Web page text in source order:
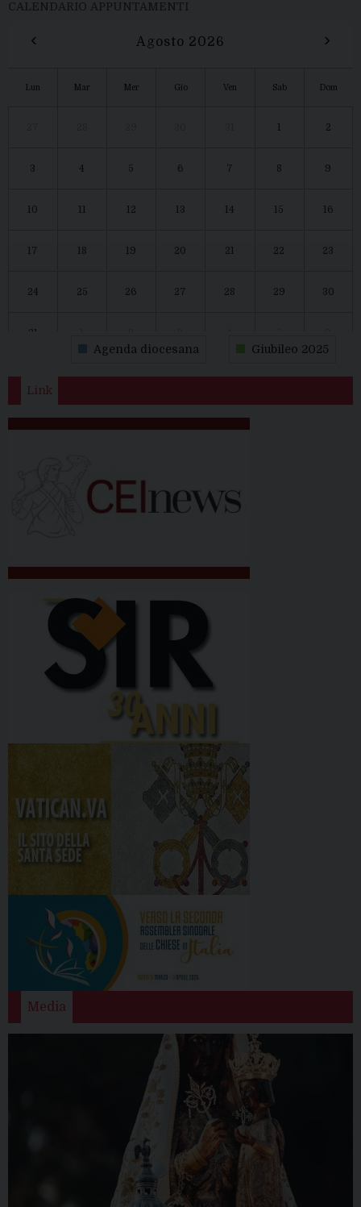
CALENDARIO APPUNTAMENTI
‹ Agosto 2026 ›
Lun Mar Mer Gio Ven Sab Dom
2
3 4 5 6 7 8 9
10 12 13 14 15 16
17 18 19 20 21 22 23
24 25 26 27 28 29 30
31
Agenda diocesana Giubileo 2025
Link
Media